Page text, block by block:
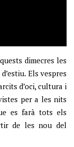
dimecres les
Els vespres
d’oci, cultura i
per a les nits
es farà tots els
de les nou del